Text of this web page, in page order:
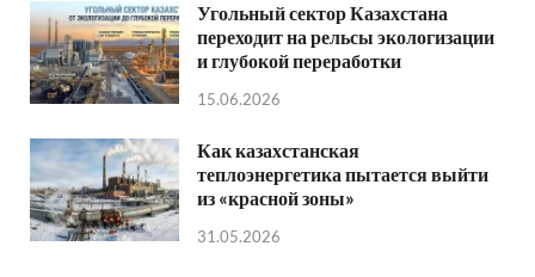
Угольный сектор Казахстана
переходит на рельсы экологизации
и глубокой переработки
15.06.2026
Как казахстанская
теплоэнергетика пытается выйти
из «красной зоны»
31.05.2026